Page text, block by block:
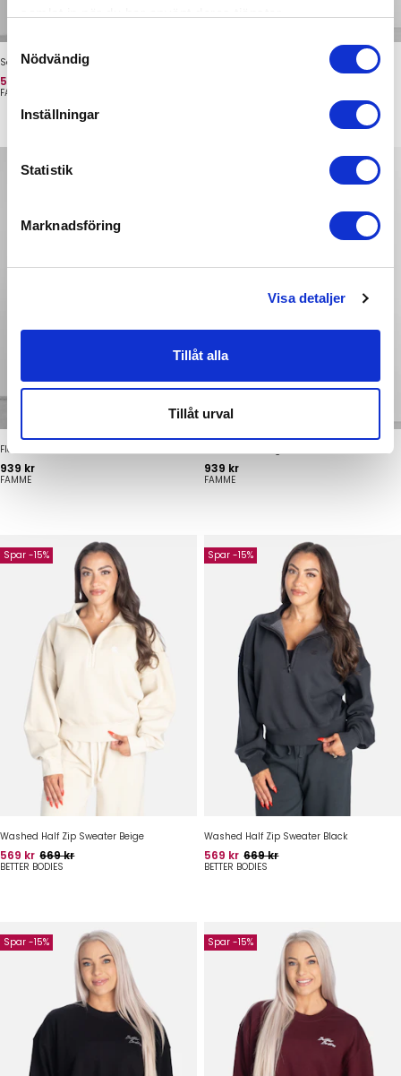
Samtyckesval
Nödvändig
Inställningar
Statistik
Marknadsföring
Visa detaljer
Tillåt alla
Tillåt urval
Softy Jacket Dark Brown
Pris
539 kr
FAMME
Fleece Jacket Off White
Pris
939 kr
FAMME
Pris
939 kr
FAMME
Spar -15%
Washed Half Zip Sweater Beige
Pris
569 kr Oprindelig pris
669 kr
BETTER BODIES
Spar -15%
Washed Half Zip Sweater Black
Pris
569 kr Oprindelig pris
669 kr
BETTER BODIES
Spar -15% Spar -15%